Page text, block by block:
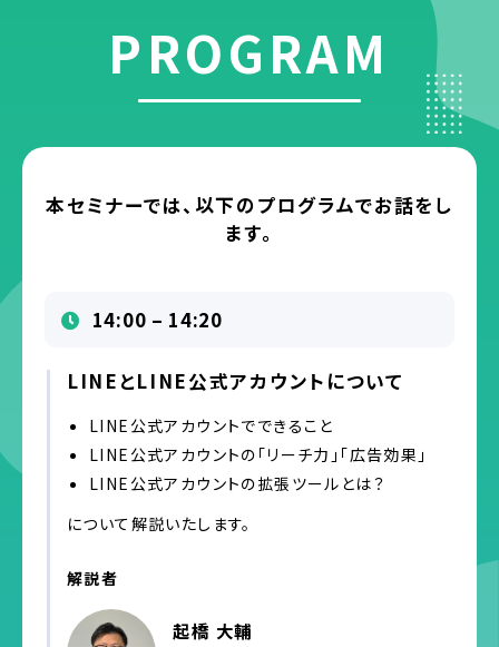
PROGRAM
本セミナーでは、以下のプログラムでお話をし
ます。
14:00 – 14:20
LINEとLINE公式アカウントについて
LINE公式アカウントでできること
LINE公式アカウントの「リーチ力」「広告効果」
LINE公式アカウントの拡張ツールとは？
について解説いたします。
解説者
起橋 大輔